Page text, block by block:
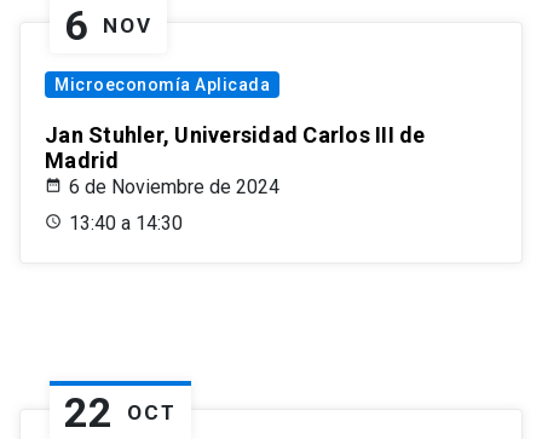
6 NOV
Microeconomía Aplicada
Jan Stuhler, Universidad Carlos III de
Madrid
6 de Noviembre de 2024
13:40 a 14:30
22 OCT